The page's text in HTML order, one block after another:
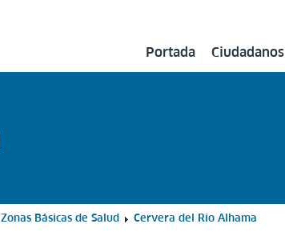
Portada Ciudadanos
Zonas Básicas de Salud Cervera del Río Alhama